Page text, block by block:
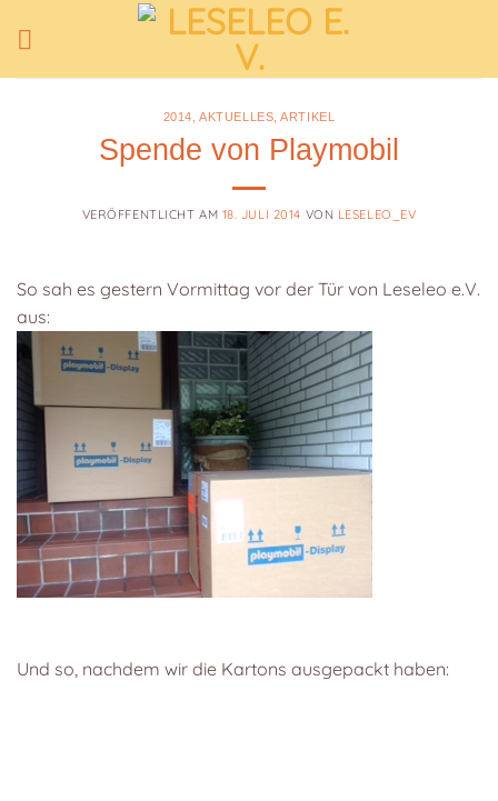
2014 ,AKTUELLES ,ARTIKEL
Spende von Playmobil
VERÖFFENTLICHT AM 18. JULI 2014 VON LESELEO_EV
So sah es gestern Vormittag vor der Tür von Leseleo e.V.
aus:
Und so, nachdem wir die Kartons ausgepackt haben: